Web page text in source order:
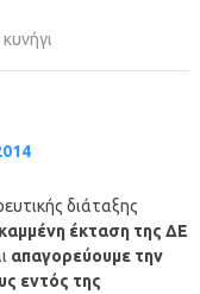
κυνήγι
διάταξης
έκταση της ΔΕ
απαγορεύουμε την
εντός της